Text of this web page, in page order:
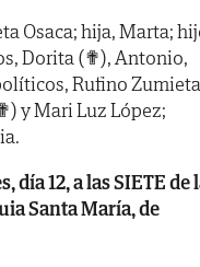
Osaca; hija, Marta;
Dorita (✟), Antonio,
Rufino
y Mari Luz López;
día 12, a las SIETE de
Santa María, de